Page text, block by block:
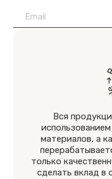
Вся
материалов, а
только
сделать вклад в